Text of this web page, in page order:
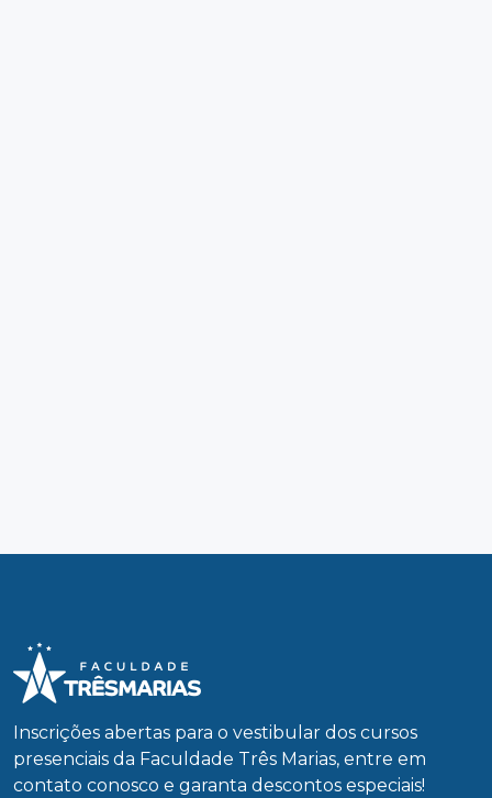
Inscrições abertas para o vestibular dos cursos
presenciais da Faculdade Três Marias, entre em
contato conosco e garanta descontos especiais!